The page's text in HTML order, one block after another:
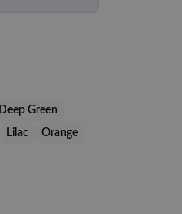
Deep Green
Lilac
Orange